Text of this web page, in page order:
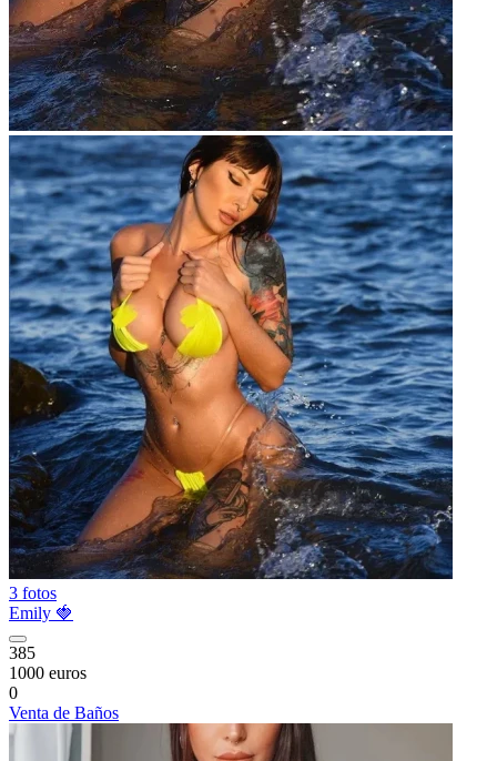
3 fotos
Emily 🍓
385
1000 euros
0
Venta de Baños